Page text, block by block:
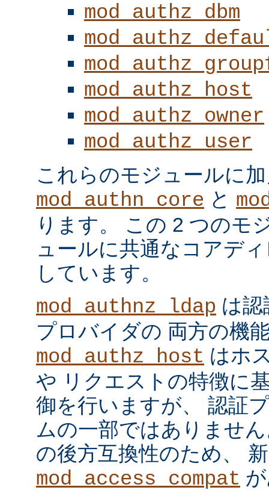
mod_authz_dbm
mod_authz_host
mod_authz_owner
mod_authz_user
これらのモジュールに
mod_authn_core と
ります。 この 2 つのモ
ュールに共通なコアデ
しています。
mod_authnz_ldap は
プロバイダの 両方の機
mod_authz_host はホ
や リクエストの特徴に
御を行いますが、 認証
ムの一部ではありませ
の後方互換性のため、
mod_access_compat